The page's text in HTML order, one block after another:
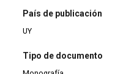
País de publicación
UY
Tipo de documento